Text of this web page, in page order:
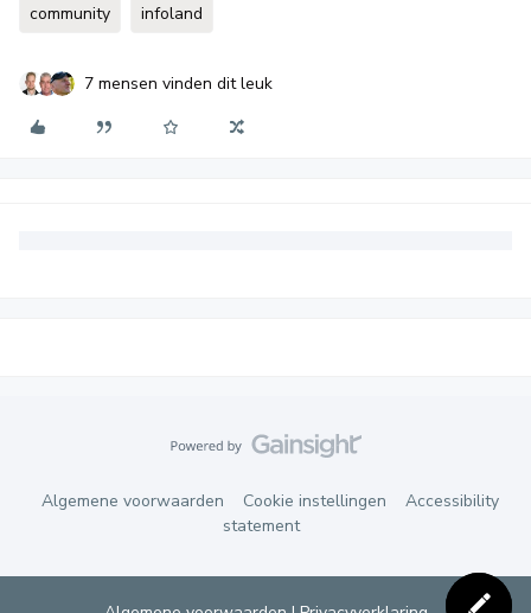
community infoland
7 mensen vinden dit leuk
Algemene voorwaarden Cookie instellingen
Accessibility
statement